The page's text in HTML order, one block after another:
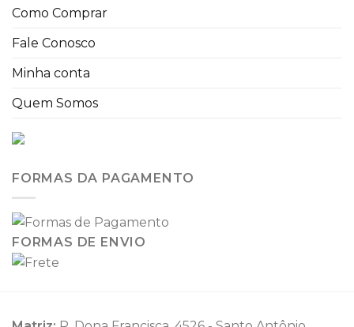
Como Comprar
Fale Conosco
Minha conta
Quem Somos
FORMAS DA PAGAMENTO
FORMAS DE ENVIO